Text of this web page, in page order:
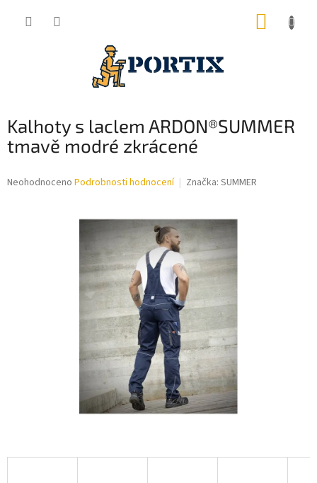
Kalhoty s laclem ARDON®SUMMER
tmavě modré zkrácené
Průměrné
Neohodnoceno Podrobnosti hodnocení Značka: SUMMER